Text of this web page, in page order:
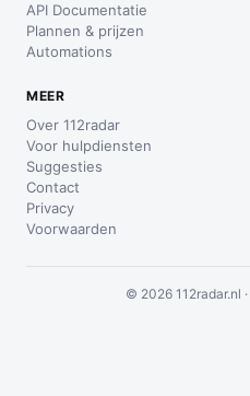
API Documentatie
Plannen & prijzen
Automations
MEER
Over 112radar
Voor hulpdiensten
Suggesties
Contact
Privacy
Voorwaarden
© 2026 112radar.nl ·